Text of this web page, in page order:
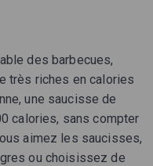
des barbecues,
très riches en calories
une saucisse de
calories, sans compter
aimez les saucisses,
ou choisissez de